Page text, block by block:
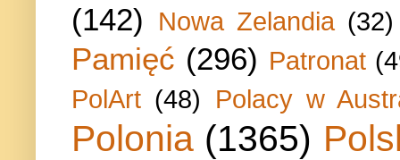
(142) Nowa Zelandia (32)
Pamięć (296) Patronat
PolArt (48) Polacy w
Polonia (1365)